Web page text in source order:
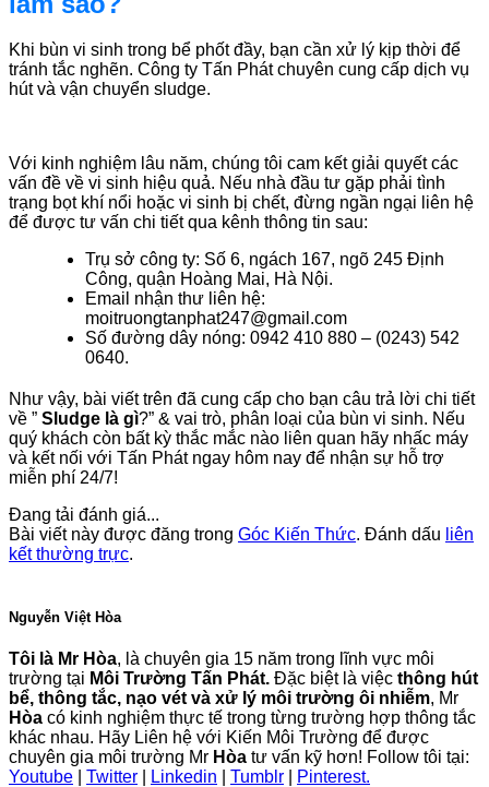
Khi bùn vi sinh trong bể phốt đầy, bạn cần xử lý kịp thời để
tránh tắc nghẽn. Công ty Tấn Phát chuyên cung cấp dịch vụ
hút và vận chuyển sludge.
Với kinh nghiệm lâu năm, chúng tôi cam kết giải quyết các
vấn đề về vi sinh hiệu quả. Nếu nhà đầu tư gặp phải tình
trạng bọt khí nổi hoặc vi sinh bị chết, đừng ngần ngại liên hệ
để được tư vấn chi tiết qua kênh thông tin sau:
Trụ sở công ty: Số 6, ngách 167, ngõ 245 Định
Công, quận Hoàng Mai, Hà Nội.
Email nhận thư liên hệ:
moitruongtanphat247@gmail.com
Số đường dây nóng: 0942 410 880 – (0243) 542
0640.
Như vậy, bài viết trên đã cung cấp cho bạn câu trả lời chi tiết
về ” Sludge là gì?” & vai trò, phân loại của bùn vi sinh. Nếu
quý khách còn bất kỳ thắc mắc nào liên quan hãy nhấc máy
và kết nối với Tấn Phát ngay hôm nay để nhận sự hỗ trợ
miễn phí 24/7!
Đang tải đánh giá...
Bài viết này được đăng trong Góc Kiến Thức. Đánh dấu liên
kết thường trực.
Nguyễn Việt Hòa
Tôi là Mr Hòa, là chuyên gia 15 năm trong lĩnh vực môi
trường tại Môi Trường Tấn Phát. Đặc biệt là việc thông hút
bể, thông tắc, nạo vét và xử lý môi trường ôi nhiễm, Mr
Hòa có kinh nghiệm thực tế trong từng trường hợp thông tắc
khác nhau. Hãy Liên hệ với Kiến Môi Trường để được
chuyên gia môi trường Mr Hòa tư vấn kỹ hơn! Follow tôi tại:
Youtube
Twitter Linkedin Tumblr
Pinterest.